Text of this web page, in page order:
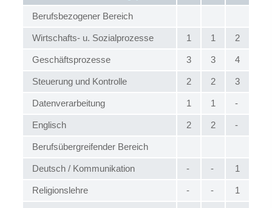
Berufsbezogener Bereich
Wirtschafts- u. Sozialprozesse 1 1 2
Geschäftsprozesse 3 3 4
Steuerung und Kontrolle 2 2 3
Datenverarbeitung 1 1 -
Englisch 2 2 -
Berufsübergreifender Bereich
Deutsch / Kommunikation - - 1
Religionslehre - - 1